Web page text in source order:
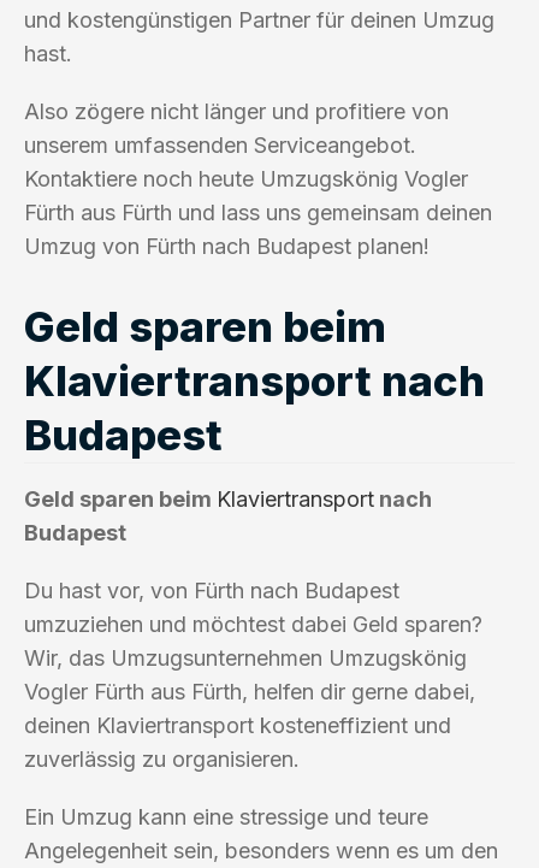
und kostengünstigen Partner für deinen Umzug
hast.
Also zögere nicht länger und profitiere von
unserem umfassenden Serviceangebot.
Kontaktiere noch heute Umzugskönig Vogler
Fürth aus Fürth und lass uns gemeinsam deinen
Umzug von Fürth nach Budapest planen!
Geld sparen beim
Klaviertransport nach
Budapest
Geld sparen beim Klaviertransport nach
Budapest
Du hast vor, von Fürth nach Budapest
umzuziehen und möchtest dabei Geld sparen?
Wir, das Umzugsunternehmen Umzugskönig
Vogler Fürth aus Fürth, helfen dir gerne dabei,
deinen Klaviertransport kosteneffizient und
zuverlässig zu organisieren.
Ein Umzug kann eine stressige und teure
Angelegenheit sein, besonders wenn es um den